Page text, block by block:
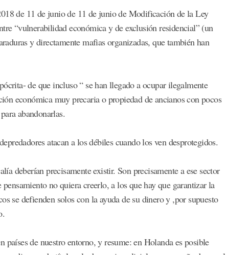
de 11 de junio de 11 de junio de Modificación de la Ley
“vulnerabilidad económica y de exclusión residencial” (un
y directamente mafias organizadas, que también han
de que incluso “ se han llegado a ocupar ilegalmente
económica muy precaria o propiedad de ancianos con pocos
abandonarlas.
atacan a los débiles cuando los ven desprotegidos.
deberían precisamente existir. Son precisamente a ese sector
no quiera creerlo, a los que hay que garantizar la
se defienden solos con la ayuda de su dinero y ,por supuesto
países de nuestro entorno, y resume: en Holanda es posible